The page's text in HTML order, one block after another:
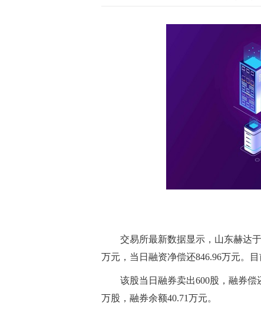
交易所最新数据显示，山东赫达
万元，当日融资净偿还846.96万元。
该股当日融券卖出600股，融券偿
万股，融券余额40.71万元。